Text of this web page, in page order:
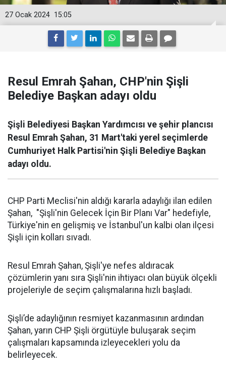
15:05
27 Ocak 2024
Resul Emrah Şahan, CHP'nin Şişli
Belediye Başkan adayı oldu
Şişli Belediyesi Başkan Yardımcısı ve şehir plancısı
Resul Emrah Şahan, 31 Mart'taki yerel seçimlerde
Cumhuriyet Halk Partisi'nin Şişli Belediye Başkan
adayı oldu.
CHP Parti Meclisi'nin aldığı kararla adaylığı ilan edilen
Şahan, "Şişli'nin Gelecek İçin Bir Planı Var" hedefiyle,
Türkiye'nin en gelişmiş ve İstanbul'un kalbi olan ilçesi
Şişli için kolları sıvadı.
Resul Emrah Şahan, Şişli'ye nefes aldıracak
çözümlerin yanı sıra Şişli'nin ihtiyacı olan büyük ölçekli
projeleriyle de seçim çalışmalarına hızlı başladı.
Şişli’de adaylığının resmiyet kazanmasının ardından
Şahan, yarın CHP Şişli örgütüyle buluşarak seçim
çalışmaları kapsamında izleyecekleri yolu da
belirleyecek.